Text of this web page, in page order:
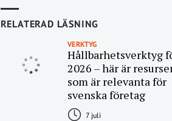
RELATERAD LÄSNING
VERKTYG
Hållbarhetsverktyg
2026 – här är
som är relevanta för
svenska företag
7 juli